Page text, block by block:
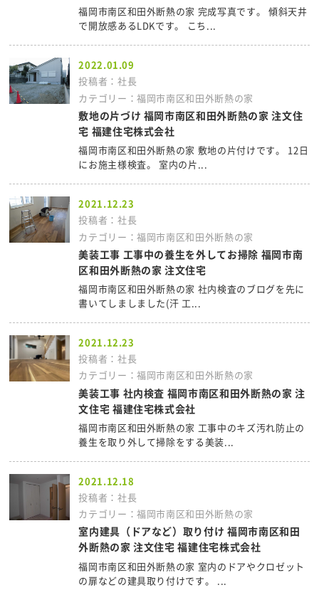
福岡市南区和田外断熱の家 完成写真です。 傾斜天井
で開放感あるLDKです。 こち...
2022.01.09
投稿者：社長
カテゴリー：福岡市南区和田外断熱の家
敷地の片づけ 福岡市南区和田外断熱の家 注文住
宅 福建住宅株式会社
福岡市南区和田外断熱の家 敷地の片付けです。 12日
にお施主様検査。 室内の片...
2021.12.23
投稿者：社長
カテゴリー：福岡市南区和田外断熱の家
美装工事 工事中の養生を外してお掃除 福岡市南
区和田外断熱の家 注文住宅
福岡市南区和田外断熱の家 社内検査のブログを先に
書いてしましました(汗 工...
2021.12.23
投稿者：社長
カテゴリー：福岡市南区和田外断熱の家
美装工事 社内検査 福岡市南区和田外断熱の家 注
文住宅 福建住宅株式会社
福岡市南区和田外断熱の家 工事中のキズ汚れ防止の
養生を取り外して掃除をする美装...
2021.12.18
投稿者：社長
カテゴリー：福岡市南区和田外断熱の家
室内建具（ドアなど）取り付け 福岡市南区和田
外断熱の家 注文住宅 福建住宅株式会社
福岡市南区和田外断熱の家 室内のドアやクロゼット
の扉などの建具取り付けです。 ...